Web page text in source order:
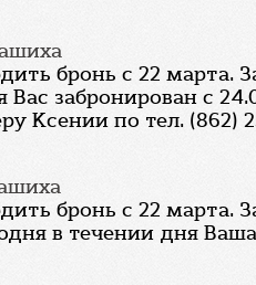
бронь с 22 марта.
Вас забронирован с
Ксении по тел. (862)
бронь с 22 марта.
в течении дня